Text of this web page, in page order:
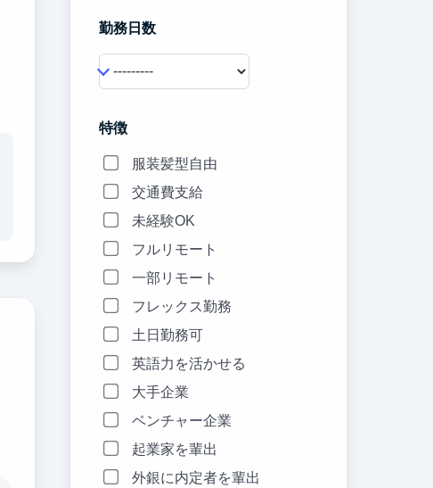
勤務日数
特徴
服装髪型自由
交通費支給
未経験OK
フルリモート
一部リモート
フレックス勤務
土日勤務可
英語力を活かせる
大手企業
ベンチャー企業
起業家を輩出
外銀に内定者を輩出